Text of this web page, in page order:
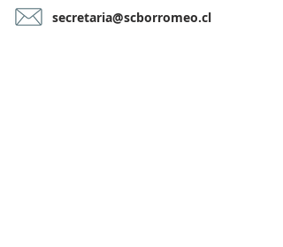
secretaria@scborromeo.cl